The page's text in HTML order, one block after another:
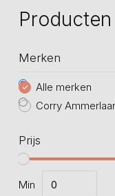
Merken
Alle merken
Corry
Prijs
Min